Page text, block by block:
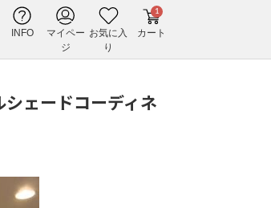
INFO
マイペー
ジ
お気に入
り
1
カート
シェードコーディネ